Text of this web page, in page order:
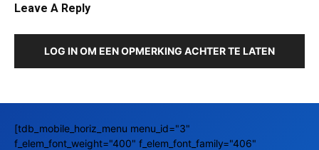
Leave A Reply
LOG IN OM EEN OPMERKING ACHTER TE LATEN
[tdb_mobile_horiz_menu menu_id="3"
f_elem_font_weight="400" f_elem_font_family="406"